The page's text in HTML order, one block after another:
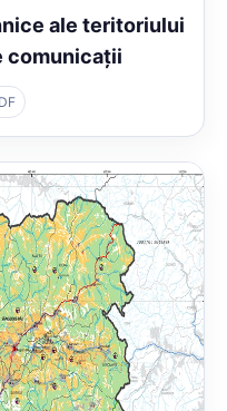
ale teritoriului
comunicații